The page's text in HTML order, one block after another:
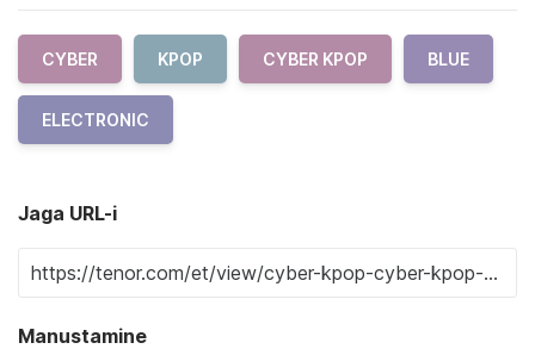
CYBER KPOP CYBER KPOP BLUE
ELECTRONIC
Jaga URL-i
Manustamine